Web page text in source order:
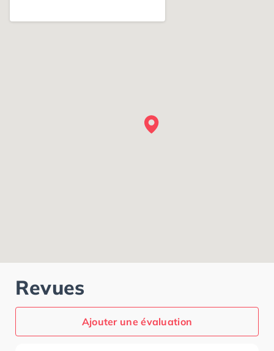
Revues
Ajouter une évaluation